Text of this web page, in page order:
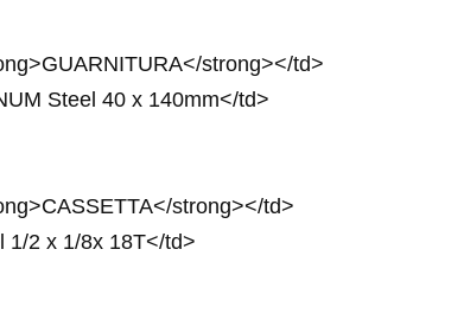
strong></td>
Steel 40 x 140mm</td>
strong></td>
1/2 x 1/8x 18T</td>